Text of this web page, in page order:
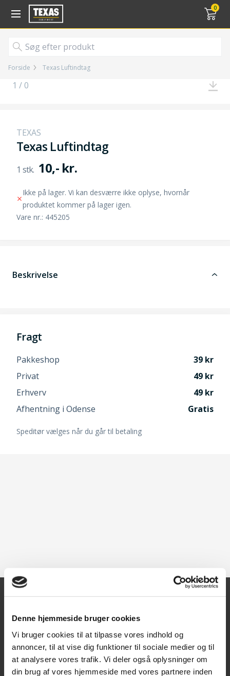
Denne hjemmeside bruger cookies
Vi bruger cookies til at tilpasse vores indhold og
annoncer, til at vise dig funktioner til sociale medier og til
at analysere vores trafik. Vi deler også oplysninger om
din brug af vores hjemmeside med vores partnere inden
0
Gå til kurv (
Forside Texas Luftindtag
1 / 0
TEXAS
Texas Luftindtag
10,- kr.
Ikke på lager. Vi kan desværre ikke oplyse, hvornår
produktet kommer på lager igen.
Vare nr.: 445205
Beskrivelse
Fragt
Pakkeshop
39
Privat
49
Erhverv
49
Afhentning i Odense
Gratis
Speditør vælges når du går til betaling
Kontakt
Texas A/S
Knullen 22
5260 Odense S